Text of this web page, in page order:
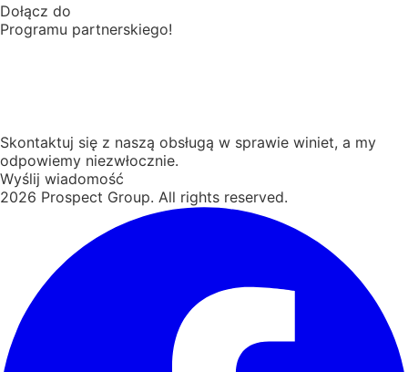
Dołącz do
Programu partnerskiego!
Skontaktuj się z naszą obsługą w sprawie winiet, a my
odpowiemy niezwłocznie.
Wyślij wiadomość
2026 Prospect Group. All rights reserved.